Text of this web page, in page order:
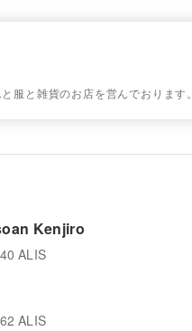
服と雑貨のお店を営んでおります。
Kenjiro
ALIS
ALIS